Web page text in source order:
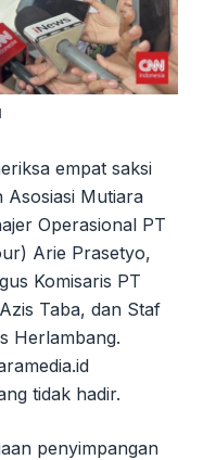
empat saksi
Asosiasi Mutiara
Operasional PT
Arie Prasetyo,
Komisaris PT
Taba, dan Staf
Herlambang.
tidak hadir.
penyimpangan